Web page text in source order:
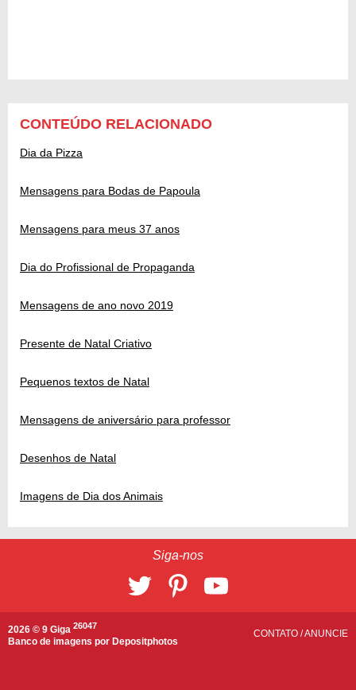
CONTEÚDO RELACIONADO
Dia da Pizza
Mensagens para Bodas de Papoula
Mensagens para meus 37 anos
Dia do Profissional de Propaganda
Mensagens de ano novo 2019
Presente de Natal Criativo
Pequenos textos de Natal
Mensagens de aniversário para professor
Desenhos de Natal
Imagens de Dia dos Animais
Siga-nos
2026 © 9 Giga 26047
Banco de imagens por Depositphotos
CONTATO /ANUNCIE